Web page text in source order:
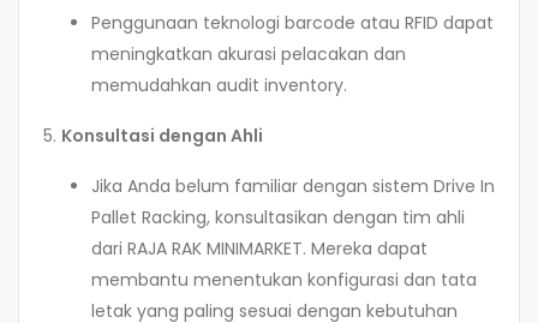
Penggunaan teknologi barcode atau RFID dapat
meningkatkan akurasi pelacakan dan
memudahkan audit inventory.
5. Konsultasi dengan Ahli
Jika Anda belum familiar dengan sistem Drive In
Pallet Racking, konsultasikan dengan tim ahli
dari RAJA RAK MINIMARKET. Mereka dapat
membantu menentukan konfigurasi dan tata
letak yang paling sesuai dengan kebutuhan